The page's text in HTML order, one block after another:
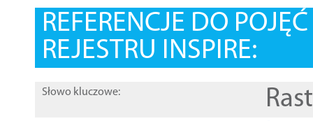
REFERENCJE DO
REJESTRU INSPIRE:
Słowo kluczowe: